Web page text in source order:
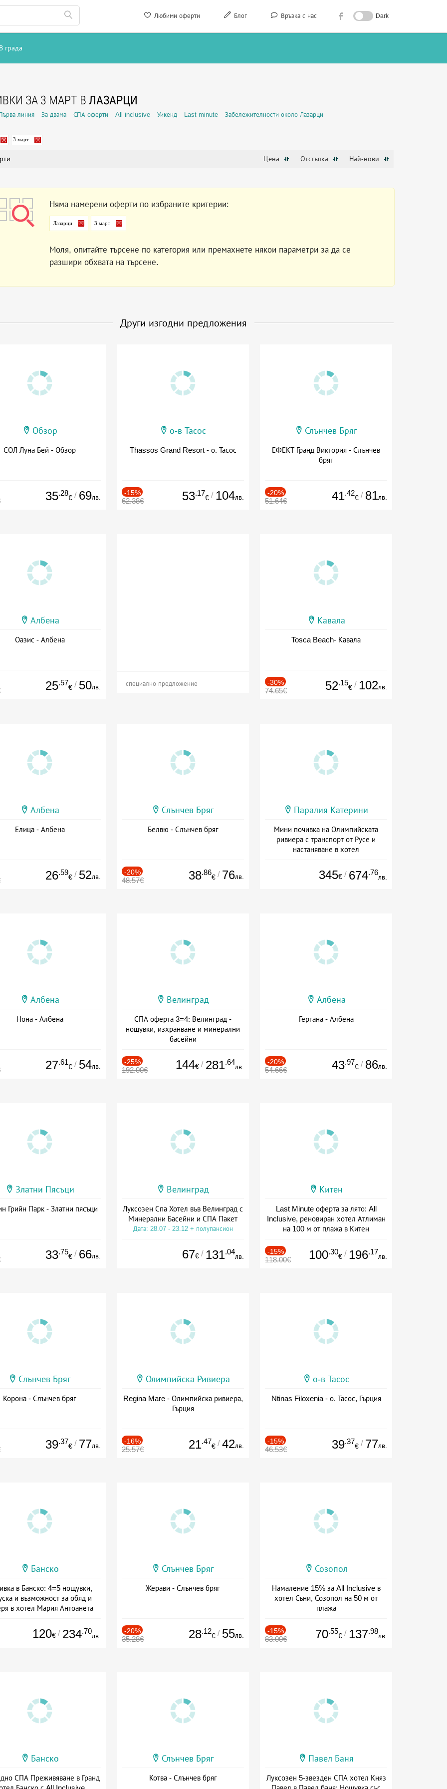
Любими оферти Блог Връзка с нас Dark
В града
ЗА 3 МАРТ В ЛАЗАРЦИ
линия За двама СПА оферти All inclusive Уикенд Last minute Забележителности около Лазарци
3 март
Цена Отстъпка Най-нови
Няма намерени оферти по избраните критерии:
Лазарци 3 март
Моля, опитайте търсене по категория или премахнете някои параметри за да се
разшири обхвата на търсене.
Други изгодни предложения
Обзор
СОЛ Луна Бей - Обзор
35.28
€ / 69лв.
о-в Тасос
Thassos Grand Resort - о. Тасос
-15%
62.38€ 53.17
€ / 104лв.
Слънчев Бряг
ЕФЕКТ Гранд Виктория - Слънчев
бряг
-20%
51.64€ 41.42
€ / 81лв.
Албена
Оазис - Албена
25.57
€ / 50лв. специално предложение
Кавала
Tosca Beach- Кавала
-30%
74.65€ 52.15
€ / 102лв.
Албена
Елица - Албена
26.59
€ / 52лв.
Слънчев Бряг
Белвю - Слънчев бряг
-20%
48.57€ 38.86
€ / 76лв.
Паралия Катерини
Мини почивка на Олимпийската
ривиера с транспорт от Русе и
настаняване в хотел
345€ / 674.76
лв.
Албена
Нона - Албена
27.61
€ / 54лв.
Велинград
СПА оферта 3=4: Велинград -
нощувки, изхранване и минерални
басейни
-25%
192.00€ 144€ / 281.64
лв.
Албена
Гергана - Албена
-20%
54.66€ 43.97
€ / 86лв.
Златни Пясъци
Грийн Парк - Златни пясъци
33.75
€ / 66лв.
Велинград
Луксозен Спа Хотел във Велинград с
Минерални Басейни и СПА Пакет
Дата: 28.07 - 23.12 + полупансион
67€ / 131.04
лв.
Китен
Last Minute оферта за лято: All
Inclusive, реновиран хотел Атлиман
на 100 м от плажа в Китен
-15%
118.00€ 100.30
€ / 196.17
лв.
Слънчев Бряг
Корона - Слънчев бряг
39.37
€ / 77лв.
Олимпийска Ривиера
Regina Mare - Олимпийска ривиера,
Гърция
-16%
25.57€ 21.47
€ / 42лв.
о-в Тасос
Ntinas Filoxenia - о. Тасос, Гърция
-15%
46.53€ 39.37
€ / 77лв.
Банско
в Банско: 4=5 нощувки,
и възможност за обяд и
в хотел Мария Антоанета
120€ / 234.70
лв.
Слънчев Бряг
Жерави - Слънчев бряг
-20%
35.28€ 28.12
€ / 55лв.
Созопол
Намаление 15% за All Inclusive в
хотел Съни, Созопол на 50 м от
плажа
-15%
83.00€ 70.55
€ / 137.98
лв.
Банско
СПА Преживяване в Гранд
Слънчев Бряг
Котва - Слънчев бряг
Павел Баня
Луксозен 5-звезден СПА хотел Княз